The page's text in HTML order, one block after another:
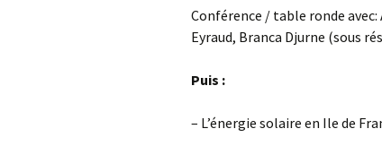
Conférence / table ronde
Eyraud, Branca Djurne (sous
Puis :
– L’énergie solaire en Ile de